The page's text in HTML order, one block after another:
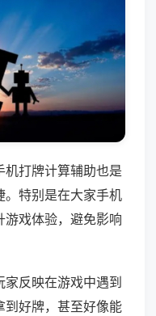
机打牌计算辅助也是
。特别是在大家手机
戏体验，避免影响
反映在游戏中遇到
到好牌，甚至好像能